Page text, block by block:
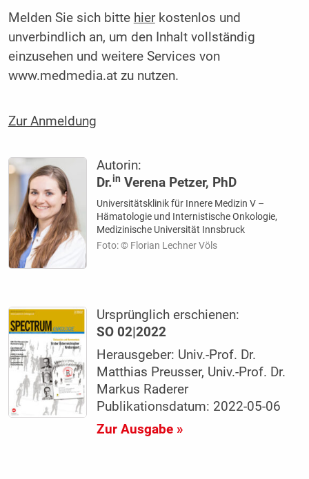
Melden Sie sich bitte hierkostenlos und
unverbindlich an, um den Inhalt vollständig
einzusehen und weitere Services von
www.medmedia.at zu nutzen.
Zur Anmeldung
Autorin:
Dr.in Verena Petzer, PhD
Universitätsklinik für Innere Medizin V –
Hämatologie und Internistische Onkologie,
Medizinische Universität Innsbruck
Foto: © Florian Lechner Völs
Ursprünglich erschienen:
SO 02|2022
Herausgeber: Univ.-Prof. Dr.
Matthias Preusser, Univ.-Prof. Dr.
Markus Raderer
Publikationsdatum: 2022-05-06
Zur Ausgabe »